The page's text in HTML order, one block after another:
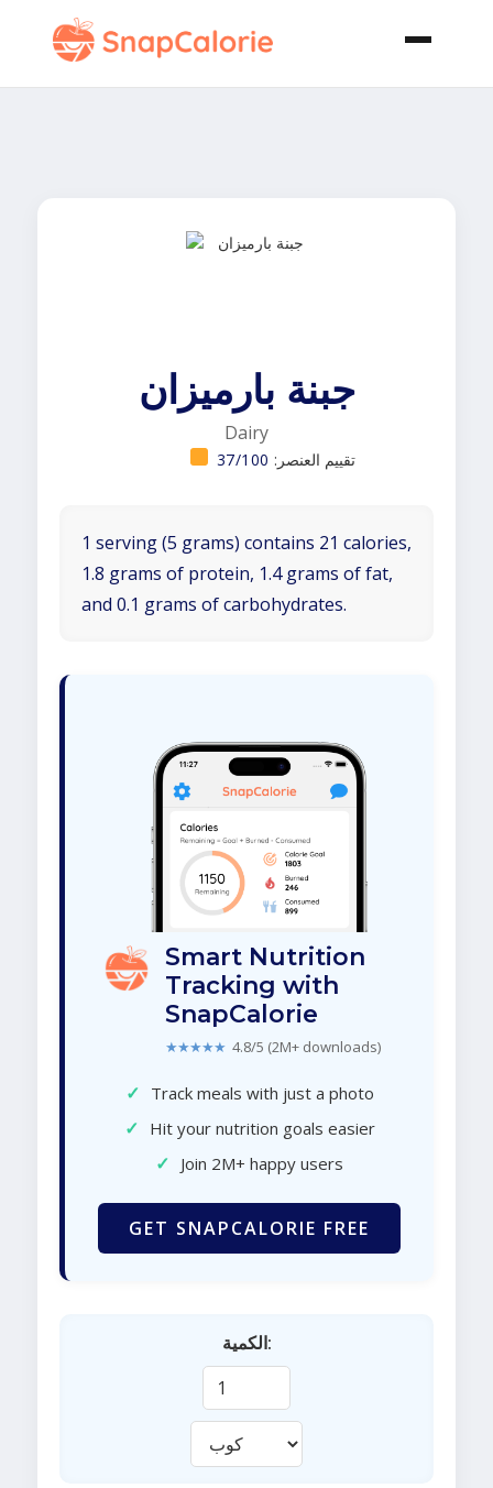
جبنة بارميزان
Dairy
تقييم العنصر: 37/100
1 serving (5 grams) contains 21 calories,
1.8 grams of protein, 1.4 grams of fat,
and 0.1 grams of carbohydrates.
Smart Nutrition
Tracking with
SnapCalorie
★★★★★ 4.8/5 (2M+ downloads)
✓ Track meals with just a photo
✓ Hit your nutrition goals easier
✓ Join 2M+ happy users
GET SNAPCALORIE FREE
الكمية: